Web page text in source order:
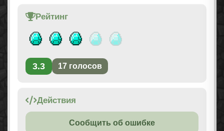
Рейтинг
3.3 17 голосов
Действия
Сообщить об ошибке